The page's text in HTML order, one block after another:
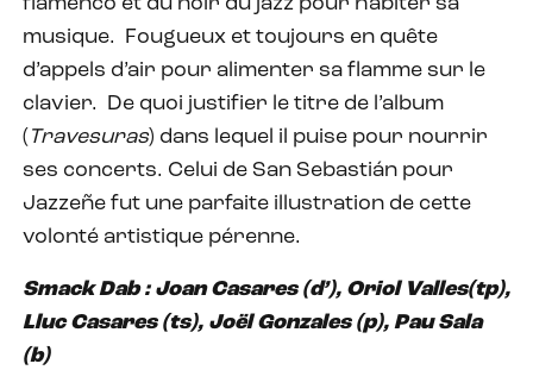
musique. Fougueux et toujours en quête
d’appels d’air pour alimenter sa flamme sur le
clavier. De quoi justifier le titre de l’album
( Travesuras) dans lequel il puise pour nourrir
ses concerts. Celui de San Sebastián pour
Jazzeñe fut une parfaite illustration de cette
volonté artistique pérenne.
Smack Dab : Joan Casares (d’), Oriol Valles(tp),
Lluc Casares (ts), Joël Gonzales (p), Pau Sala
(b)